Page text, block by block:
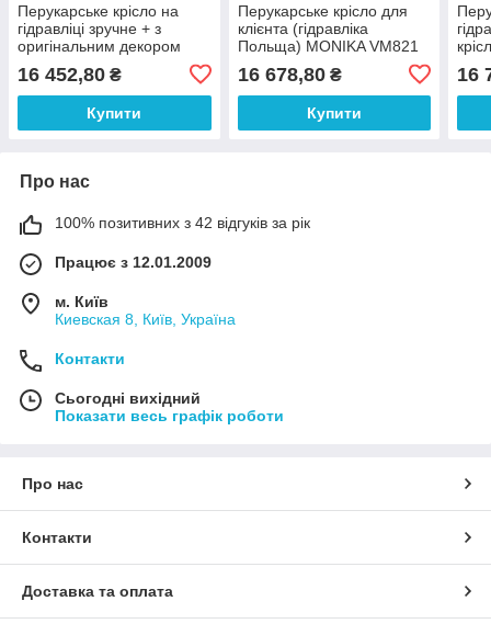
Перукарське крісло на
гідравліці зручне + з
оригінальним декором
для клієнтів салону краси
Perfetto VM877
16 452,80 ₴
Купити
Перукарське крісло для
клієнта (гідравліка
Польща) MONIKA VM821
16 678,80₴
Купити
16
Про нас
100% позитивних з 42 відгуків за рік
Працює з 12.01.2009
м. Київ
Киевская 8, Київ, Україна
Контакти
Сьогодні вихідний
Показати весь графік роботи
Про нас
Контакти
Доставка та оплата